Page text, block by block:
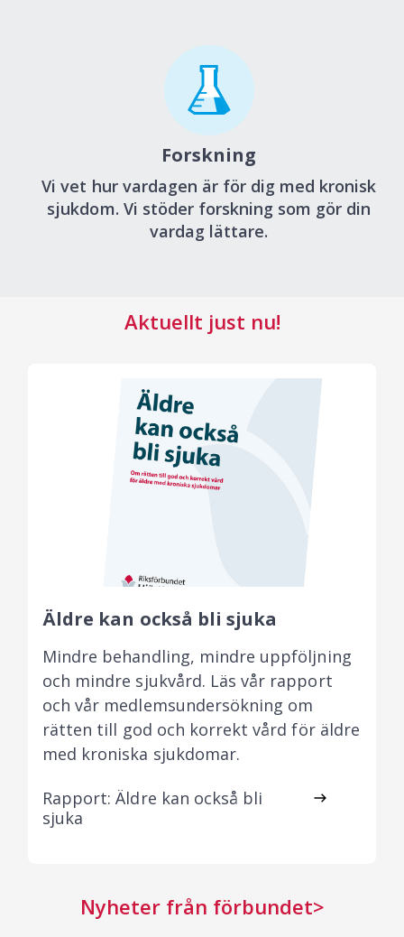
Forskning
Vi vet hur vardagen är för dig med kronisk
sjukdom. Vi stöder forskning som gör din
vardag lättare.
Aktuellt just nu!
Äldre kan också bli sjuka
Mindre behandling, mindre uppföljning
och mindre sjukvård. Läs vår rapport
och vår medlemsundersökning om
rätten till god och korrekt vård för äldre
med kroniska sjukdomar.
Rapport: Äldre kan också bli
sjuka
Nyheter från förbundet